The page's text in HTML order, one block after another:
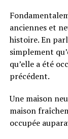
anciennes et
histoire. En
simplement
qu’elle a été
précédent.
Une maison
maison
occupée